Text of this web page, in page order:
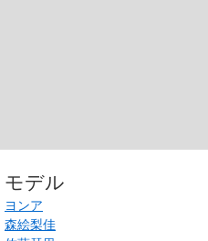
モデル
ヨンア
森絵梨佳